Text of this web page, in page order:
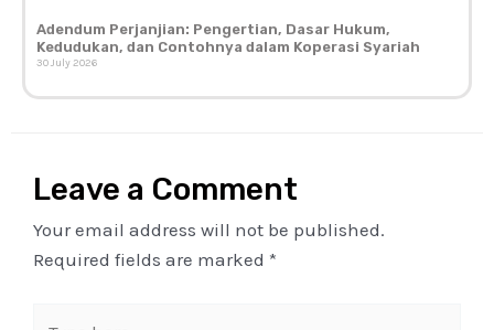
Adendum Perjanjian: Pengertian, Dasar Hukum,
Kedudukan, dan Contohnya dalam Koperasi Syariah
30 July 2026
Leave a Comment
Your email address will not be published.
Required fields are marked *